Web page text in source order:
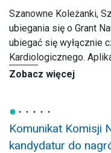
Szanowne Koleżanki,
ubiegania się o Grant
ubiegać się wyłącznie
Kardiologicznego.
Zobacz więcej
Komunikat Komisji
kandydatur do